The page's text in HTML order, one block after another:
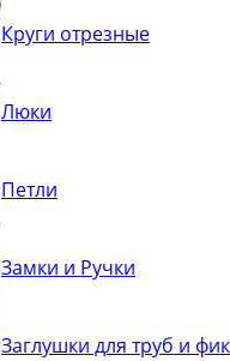
Круги отрезные
Люки
Петли
Замки и Ручки
Заглушки для труб и